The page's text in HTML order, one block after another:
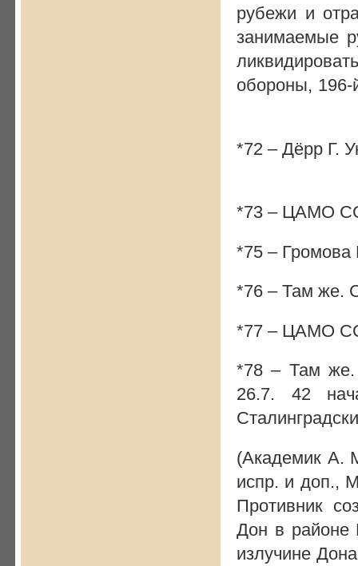
рубежи и
занимаемые
обороны, 196-
*72 – Дёрр Г.
*73 – ЦАМО
*75 – Громова
*76 – Там же.
*77 – ЦАМО
*78 – Там же.
26.7. 42
(Академик А.
испр. и доп.,
Противник
Дон в районе
излучине